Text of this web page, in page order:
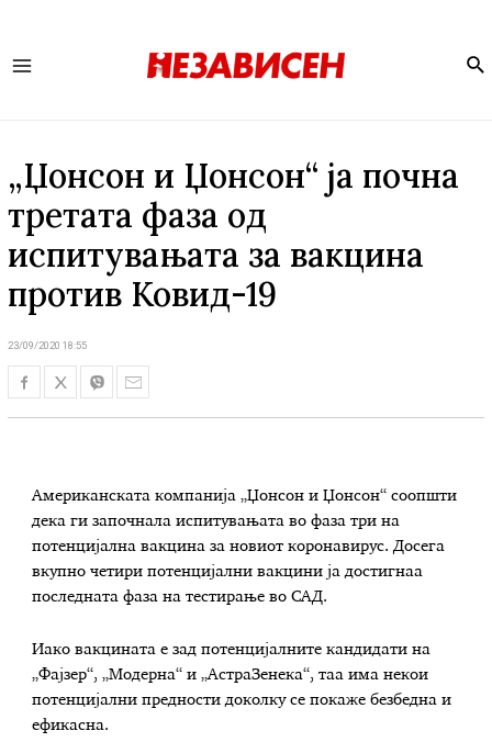
„Џонсон и Џонсон“ ја почна
третата фаза од
испитувањата за вакцина
против Ковид-19
23/09/2020 18:55
Американската компанија „Џонсон и Џонсон“ соопшти
дека ги започнала испитувањата во фаза три на
потенцијална вакцина за новиот коронавирус. Досега
вкупно четири потенцијални вакцини ја достигнаа
последната фаза на тестирање во САД.
Иако вакцината е зад потенцијалните кандидати на
„Фајзер“, „Модерна“ и „АстраЗенека“, таа има некои
потенцијални предности доколку се покаже безбедна и
ефикасна.